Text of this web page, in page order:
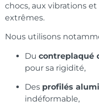
chocs, aux vibrations
extrêmes.
Nous utilisons
Du contreplaqué
pour sa rigidité,
Des profilés
indéformable,